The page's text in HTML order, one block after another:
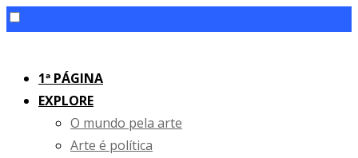
content1ª PÁGINA
EXPLORE
O mundo pela arte
Arte é política